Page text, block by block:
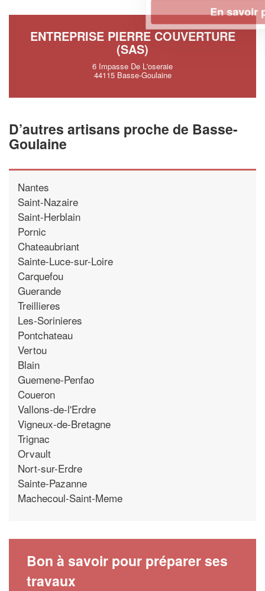
ENTREPRISE PIERRE COUVERTURE
(SAS)
6 Impasse De L'oseraie
44115 Basse-Goulaine
D’autres artisans proche de Basse-
Goulaine
Nantes
Saint-Nazaire
Saint-Herblain
Pornic
Chateaubriant
Sainte-Luce-sur-Loire
Carquefou
Guerande
Treillieres
Les-Sorinieres
Pontchateau
Vertou
Blain
Guemene-Penfao
Coueron
Vallons-de-l'Erdre
Vigneux-de-Bretagne
Trignac
Orvault
Nort-sur-Erdre
Sainte-Pazanne
Machecoul-Saint-Meme
Bon à savoir pour préparer ses
travaux
En savoir plus